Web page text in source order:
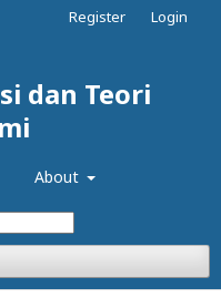
dan Teori
About
Register Login